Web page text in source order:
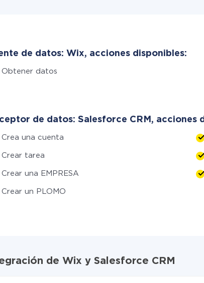
de datos: Wix, acciones disponibles:
Obtener datos
de datos: Salesforce CRM, acciones
Crea una cuenta
Crear tarea
Crear una EMPRESA
Crear un PLOMO
de Wix y Salesforce CRM